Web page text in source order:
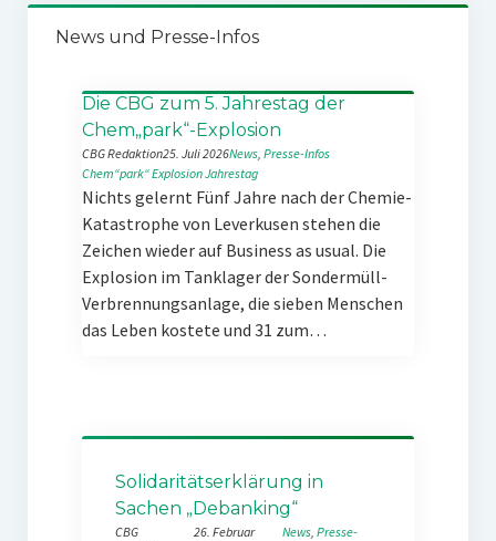
News und Presse-Infos
Die CBG zum 5. Jahrestag der
Chem„park“-Explosion
CBG Redaktion25. Juli 2026News, Presse-Infos
Chem“park“ExplosionJahrestag
Nichts gelernt Fünf Jahre nach der Chemie-
Katastrophe von Leverkusen stehen die
Zeichen wieder auf Business as usual. Die
Explosion im Tanklager der Sondermüll-
Verbrennungsanlage, die sieben Menschen
das Leben kostete und 31 zum…
Solidaritätserklärung in
Sachen „Debanking“
CBG
26. Februar
News, Presse-